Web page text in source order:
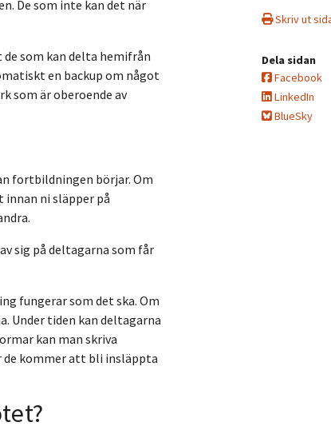
De som inte kan det när
som kan delta hemifrån
en backup om något
som är oberoende av
fortbildningen börjar. Om
ni släpper på
sig på deltagarna som får
fungerar som det ska. Om
Under tiden kan deltagarna
kan man skriva
de kommer att bli insläppta
Skriv ut
Dela sidan
Facebook
LinkedIn
BlueSky